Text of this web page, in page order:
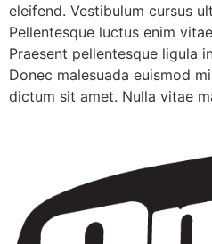
eleifend. Vestibulum cursus
Pellentesque luctus enim
Praesent pellentesque ligula
Donec malesuada euismod
dictum sit amet. Nulla vitae